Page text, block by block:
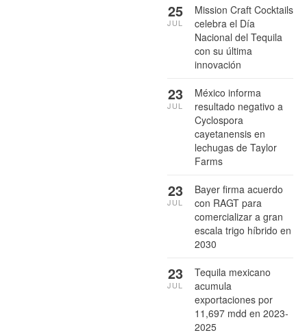
Mission Craft Cocktails
celebra el Día
Nacional del Tequila
con su última
innovación
25
JUL
México informa
resultado negativo a
Cyclospora
cayetanensis en
lechugas de Taylor
Farms
23
JUL
Bayer firma acuerdo
con RAGT para
comercializar a gran
escala trigo híbrido en
2030
23
JUL
Tequila mexicano
acumula
exportaciones por
11,697 mdd en 2023-
2025
23
JUL